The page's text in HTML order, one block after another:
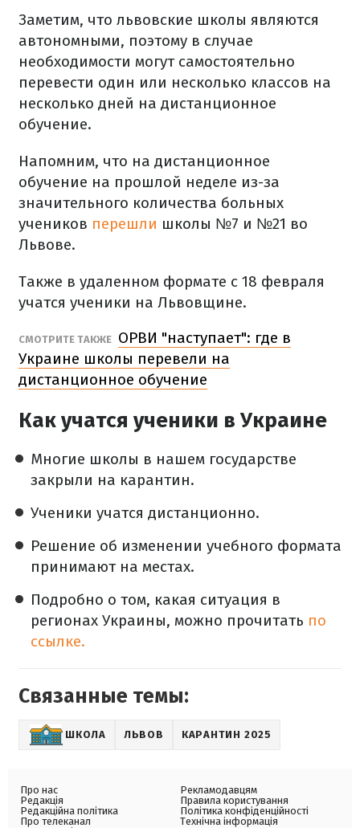
Заметим, что львовские школы являются
автономными, поэтому в случае
необходимости могут самостоятельно
перевести один или несколько классов на
несколько дней на дистанционное
обучение.
Напомним, что на дистанционное
обучение на прошлой неделе из-за
значительного количества больных
учеников перешли школы №7 и №21 во
Львове.
Также в удаленном формате с 18 февраля
учатся ученики на Львовщине.
СМОТРИТЕ ТАКЖЕ ОРВИ "наступает": где в
Украине школы перевели на
дистанционное обучение
Как учатся ученики в Украине
Многие школы в нашем государстве
закрыли на карантин.
Ученики учатся дистанционно.
Решение об изменении учебного формата
принимают на местах.
Подробно о том, какая ситуация в
регионах Украины, можно прочитать по
ссылке.
Связанные темы:
ШКОЛА ЛЬВОВ КАРАНТИН 2025
Про нас
Редакція
Редакційна політика
Про телеканал
Рекламодавцям
Правила користування
Політика конфіденційності
Технічна інформація